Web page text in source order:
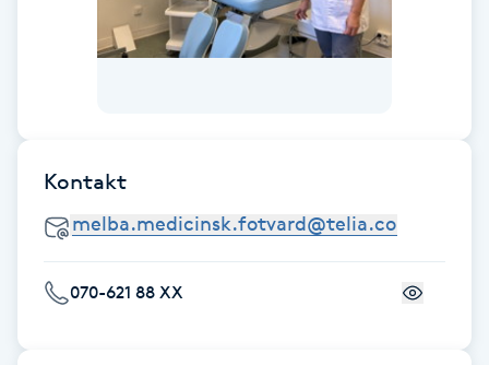
Fransar
Fransfärgning
Kontakt
070-621 88 XX